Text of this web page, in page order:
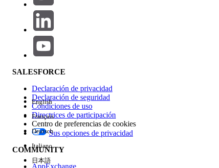
Área de productos
Repercusión de función
Edición
SALESFORCE
Declaración de privacidad
Declaración de seguridad
Condiciones de uso
Directrices de participación
Centro de preferencias de cookies
Sus opciones de privacidad
COMMUNITY
AppExchange
English
Français
Deutsch
Italiano
日本語